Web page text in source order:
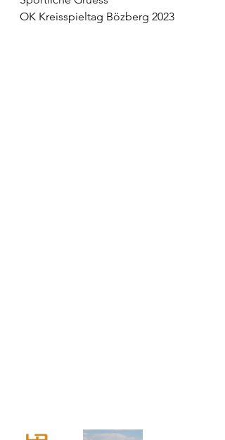
OK Kreisspieltag Bözberg 2023